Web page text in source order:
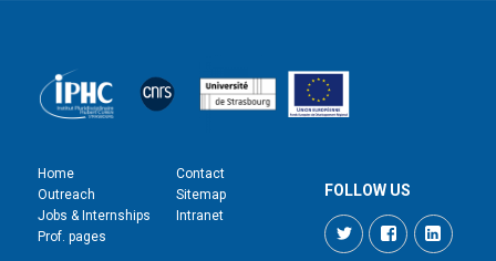
Home
Outreach
Jobs & Internships
Prof. pages
Contact
Sitemap
Intranet
FOLLOW US
TwitterFacebook